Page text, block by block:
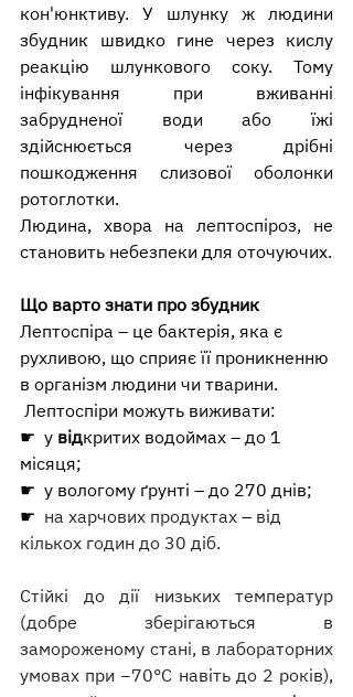
кон'юнктиву. У шлунку ж людини
збудник швидко гине через кислу
реакцію шлункового соку. Тому
інфікування при вживанні
забрудненої води або їжі
здійснюється через дрібні
пошкодження слизової оболонки
ротоглотки.
Людина, хвора на лептоспіроз, не
становить небезпеки для оточуючих.
Що варто знати про збудник
Лептоспіра – це бактерія, яка є
рухливою, що сприяє її проникненню
в організм людини чи тварини.
Лептоспіри можуть виживати:
☛ у відкритих водоймах – до 1
місяця;
☛ у вологому ґрунті – до 270 днів;
☛ на харчових продуктах – від
кількох годин до 30 діб.
Стійкі до дії низьких температур
(добре зберігаються в
замороженому стані, в лабораторних
умовах при −70°С навіть до 2 років),